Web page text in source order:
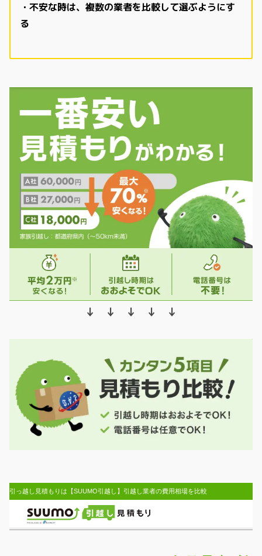
・不安な時は、複数の業者を比較して選ぶようにす
る
↓ ↓ ↓ ↓ ↓